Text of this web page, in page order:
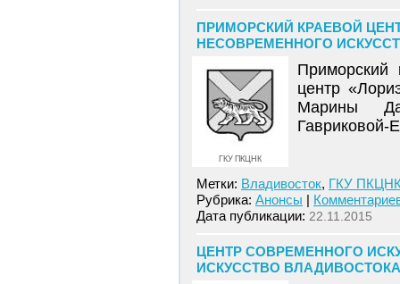
ПРИМОРСКИЙ КРАЕВОЙ
НЕСОВРЕМЕННОГО
ГКУ ПКЦНК
Приморский
центр
Марины
Гавриковой-
Метки: Владивосток, ГКУ
Рубрика: Анонсы |
Дата публикации: 22.11.2015
ЦЕНТР СОВРЕМЕННОГО
ИСКУССТВО ВЛАДИВОСТОКА.